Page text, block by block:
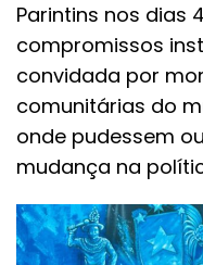
Parintins nos dias
compromissos
convidada por
comunitárias do
onde pudessem
mudança na